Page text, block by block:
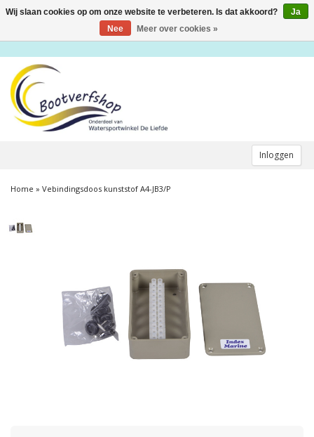
Inloggen
Toggle
Home » Vebindingsdoos kunststof A4-JB3/P
Wij slaan cookies op om onze website te verbeteren. Is dat akkoord?
Ja
Nee
Meer over cookies »